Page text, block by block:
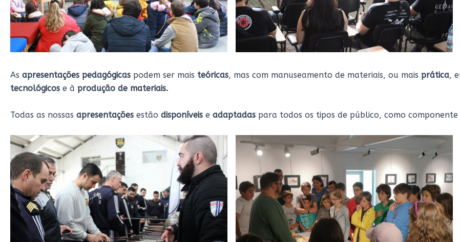
As apresentações pedagógicas podem ser mais teóricas, mas com manuseamento de materiais, ou mais prática,
tecnológicos e à produção de materiais.
Todas as nossas apresentações estão disponíveis e adaptadas para todos os tipos de público, como componente